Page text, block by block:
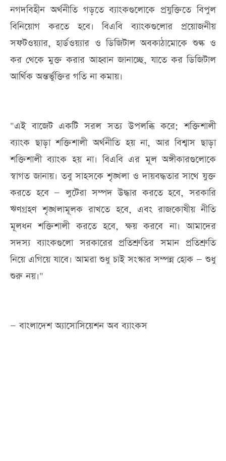
নগদবিহীন অর্থনীতি গড়তে ব্যাংকগুলোকে প্রযুক্তিতে বিপুল
বিনিয়োগ করতে হবে। বিএবি ব্যাংকগুলোর প্রয়োজনীয়
সফটওয়্যার, হার্ডওয়্যার ও ডিজিটাল অবকাঠামোকে শুল্ক ও
কর থেকে মুক্ত করার আহ্বান জানাচ্ছে, যাতে কর ডিজিটাল
আর্থিক অন্তর্ভুক্তির গতি না কমায়।
"এই বাজেট একটি সরল সত্য উপলব্ধি করে: শক্তিশালী
ব্যাংক ছাড়া শক্তিশালী অর্থনীতি হয় না, আর বিশ্বাস ছাড়া
শক্তিশালী ব্যাংক হয় না। বিএবি এর মূল অঙ্গীকারগুলোকে
স্বাগত জানায়। তবু সাহসকে শৃঙ্খলা ও দায়বদ্ধতার সাথে যুক্ত
করতে হবে — লুটেরা সম্পদ উদ্ধার করতে হবে, সরকারি
ঋণগ্রহণ শৃঙ্খলামূলক রাখতে হবে, এবং রাজকোষীয় নীতি
মূলধন শক্তিশালী করতে হবে, ক্ষয় করবে না। আমাদের
সদস্য ব্যাংকগুলো সরকারের প্রতিশ্রুতির সমান প্রতিশ্রুতি
নিয়ে এগিয়ে যাবে। আমরা শুধু চাই সংস্কার সম্পন্ন হোক — শুধু
শুরু নয়।"
— বাংলাদেশ অ্যাসোসিয়েশন অব ব্যাংকস